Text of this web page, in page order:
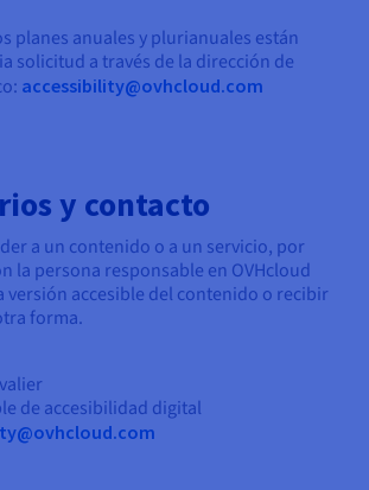
planes anuales y plurianuales están
solicitud a través de la dirección de
accessibility@ovhcloud.com
y contacto
a un contenido o a un servicio, por
la persona responsable en OVHcloud
versión accesible del contenido o recibir
forma.
de accesibilidad digital